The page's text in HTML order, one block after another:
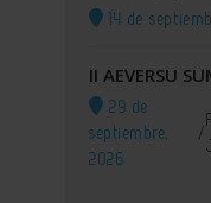
14 de
II AEVERSU
29 de
septiembre,
2026
/